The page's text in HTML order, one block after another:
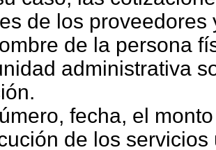
de los proveedores
de la persona
administrativa
fecha, el
de los servicios